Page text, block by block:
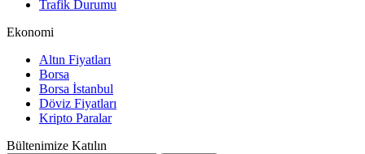
Trafik Durumu
Ekonomi
Altın Fiyatları
Borsa
Borsa İstanbul
Döviz Fiyatları
Kripto Paralar
Bültenimize Katılın